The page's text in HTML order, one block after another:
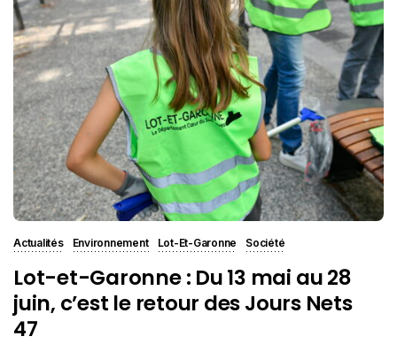
Actualités Environnement Lot-Et-Garonne Société
Lot-et-Garonne : Du 13 mai au 28
juin, c’est le retour des Jours Nets
47